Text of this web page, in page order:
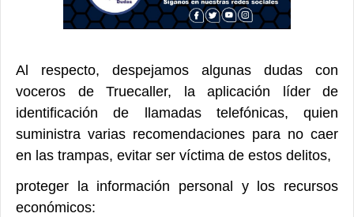
Al respecto, despejamos algunas dudas con
voceros de Truecaller, la aplicación líder de
identificación de llamadas telefónicas, quien
suministra varias recomendaciones para no caer
en las trampas, evitar ser víctima de estos delitos,
proteger la información personal y los recursos
económicos: